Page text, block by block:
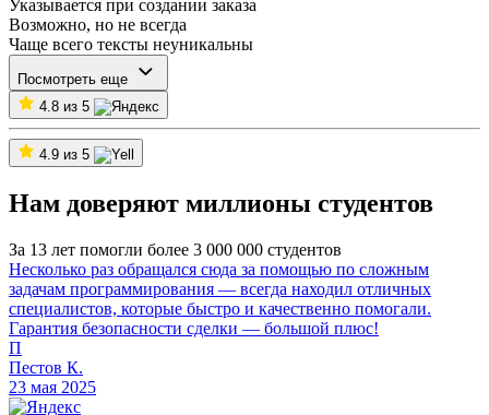
Указывается при создании заказа
Возможно, но не всегда
Чаще всего тексты неуникальны
Посмотреть еще
4.8 из 5
4.9 из 5
Нам доверяют миллионы студентов
За 13 лет помогли более 3 000 000 студентов
Несколько раз обращался сюда за помощью по сложным
задачам программирования — всегда находил отличных
специалистов, которые быстро и качественно помогали.
Гарантия безопасности сделки — большой плюс!
П
Пестов К.
23 мая 2025